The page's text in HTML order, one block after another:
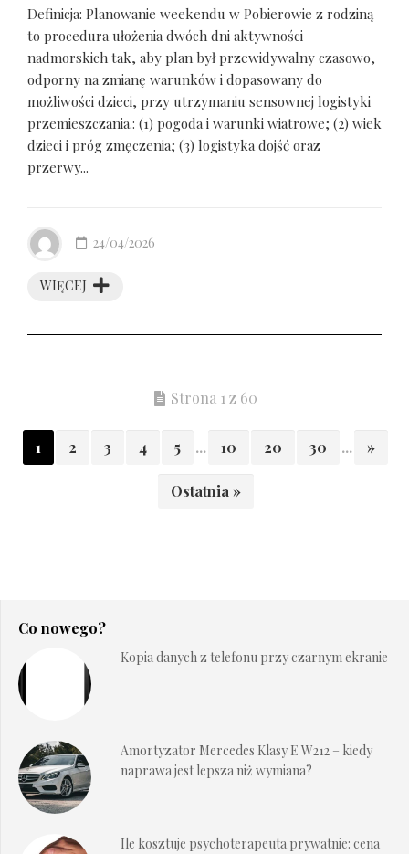
Definicja: Planowanie weekendu w Pobierowie z rodziną
to procedura ułożenia dwóch dni aktywności
nadmorskich tak, aby plan był przewidywalny czasowo,
odporny na zmianę warunków i dopasowany do
możliwości dzieci, przy utrzymaniu sensownej logistyki
przemieszczania.: (1) pogoda i warunki wiatrowe; (2) wiek
dzieci i próg zmęczenia; (3) logistyka dojść oraz
przerwy...
WIĘCEJ
24/04/2026
Strona 1 z 60
1 2 3 4 5 ... 10 20 30 ... »
Ostatnia »
Co nowego?
Kopia danych z telefonu przy czarnym ekranie
Amortyzator Mercedes Klasy E W212 – kiedy
naprawa jest lepsza niż wymiana?
Ile kosztuje psychoterapeuta prywatnie: cena